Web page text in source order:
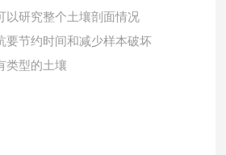
以研究整个土壤剖面情况
要节约时间和减少样本破坏
类型的土壤